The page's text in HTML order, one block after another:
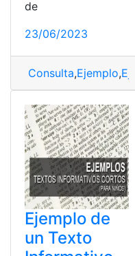
de
23/06/2023
Consulta,Ejemplo,
Ejemplo de
un Texto